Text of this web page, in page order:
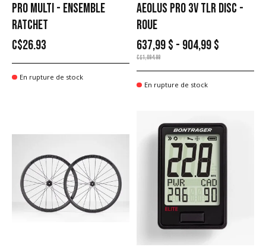
PRO MULTI - ENSEMBLE
RATCHET
C$26.93
En rupture de stock
AEOLUS PRO 3V TLR DISC -
ROUE
637,99 $ - 904,99 $
C$1,094.99
En rupture de stock